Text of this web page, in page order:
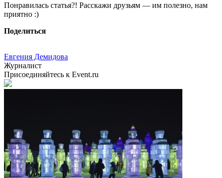
Понравилась статья?! Расскажи друзьям — им полезно, нам
приятно :)
Поделиться
Евгения Демидова
Журналист
Присоединяйтесь к Event.ru